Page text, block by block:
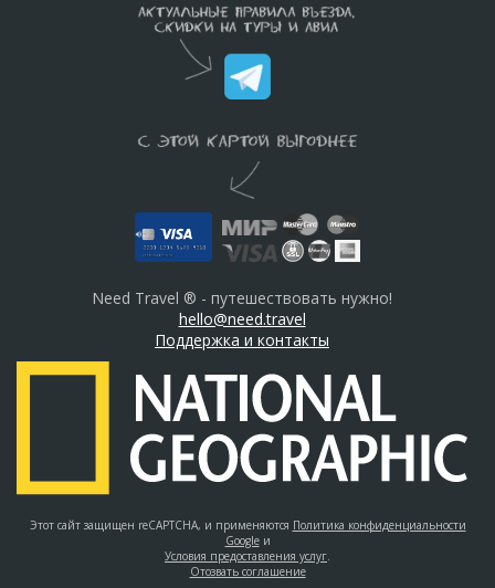
Need Travel ® - путешествовать нужно!
hello@need.travel
Поддержка и контакты
Этот сайт защищен reCAPTCHA, и применяются Политика конфиденциальности
Googleи
Условия предоставления услуг.
Отозвать соглашение